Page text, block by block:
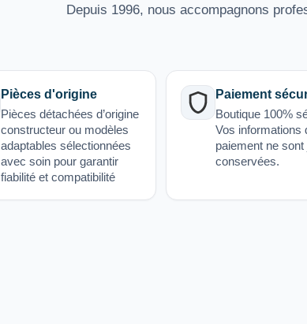
Depuis 1996, nous accompagnons
Pièces d'origine
Pièces détachées d’origine
constructeur ou modèles
adaptables sélectionnées
avec soin pour garantir
fiabilité et compatibilité
Paiement
Boutique 100%
Vos informations
paiement ne sont
conservées.